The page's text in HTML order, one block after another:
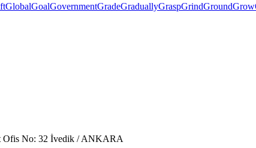
GlobalGoalGovernmentGradeGraduallyGraspGrindGroundGrow
Ofis No: 32 İvedik / ANKARA